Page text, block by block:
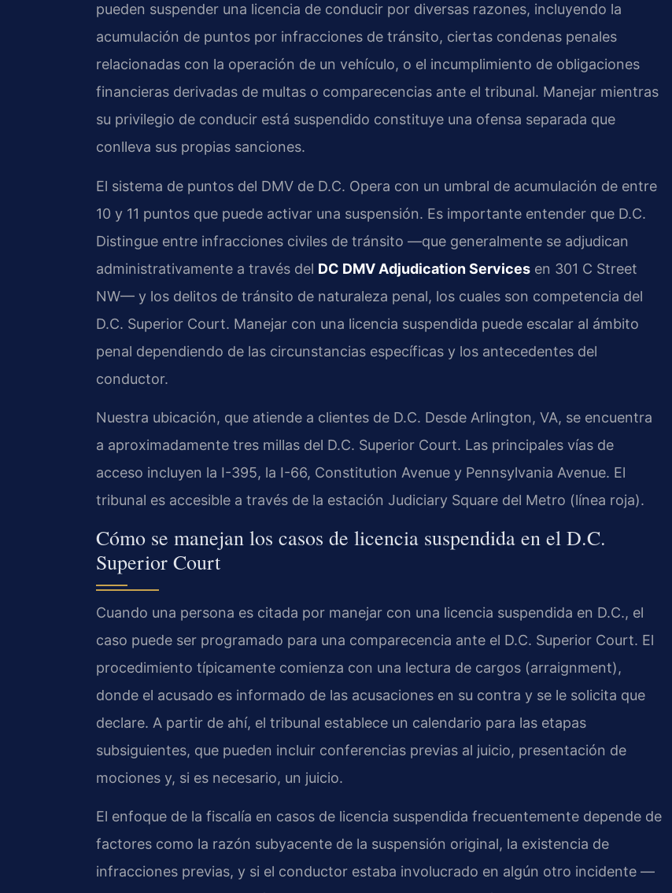
pueden suspender una licencia de conducir por diversas razones, incluyendo la
acumulación de puntos por infracciones de tránsito, ciertas condenas penales
relacionadas con la operación de un vehículo, o el incumplimiento de obligaciones
financieras derivadas de multas o comparecencias ante el tribunal. Manejar mientras
su privilegio de conducir está suspendido constituye una ofensa separada que
conlleva sus propias sanciones.
El sistema de puntos del DMV de D.C. Opera con un umbral de acumulación de entre
10 y 11 puntos que puede activar una suspensión. Es importante entender que D.C.
Distingue entre infracciones civiles de tránsito —que generalmente se adjudican
administrativamente a través del DC DMV Adjudication Services en 301 C Street
NW— y los delitos de tránsito de naturaleza penal, los cuales son competencia del
D.C. Superior Court. Manejar con una licencia suspendida puede escalar al ámbito
penal dependiendo de las circunstancias específicas y los antecedentes del
conductor.
Nuestra ubicación, que atiende a clientes de D.C. Desde Arlington, VA, se encuentra
a aproximadamente tres millas del D.C. Superior Court. Las principales vías de
acceso incluyen la I-395, la I-66, Constitution Avenue y Pennsylvania Avenue. El
tribunal es accesible a través de la estación Judiciary Square del Metro (línea roja).
Cómo se manejan los casos de licencia suspendida en el D.C.
Superior Court
Cuando una persona es citada por manejar con una licencia suspendida en D.C., el
caso puede ser programado para una comparecencia ante el D.C. Superior Court. El
procedimiento típicamente comienza con una lectura de cargos (arraignment),
donde el acusado es informado de las acusaciones en su contra y se le solicita que
declare. A partir de ahí, el tribunal establece un calendario para las etapas
subsiguientes, que pueden incluir conferencias previas al juicio, presentación de
mociones y, si es necesario, un juicio.
El enfoque de la fiscalía en casos de licencia suspendida frecuentemente depende de
factores como la razón subyacente de la suspensión original, la existencia de
infracciones previas, y si el conductor estaba involucrado en algún otro incidente —